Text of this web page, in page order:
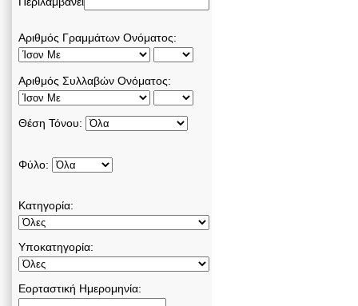
Αριθμός Γραμμάτων Ονόματος:
Αριθμός Συλλαβών Ονόματος:
Θέση Τόνου:
Φύλο:
Κατηγορία:
Υποκατηγορία:
Εορταστική Ημερομηνία: